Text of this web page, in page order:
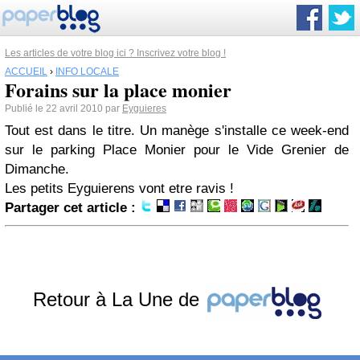
Les articles de votre blog ici ? Inscrivez votre blog !
ACCUEIL › INFO LOCALE
Forains sur la place monier
Publié le 22 avril 2010 par Eyguieres
Tout est dans le titre. Un manège s'installe ce week-end
sur le parking Place Monier pour le Vide Grenier de
Dimanche.
Les petits Eyguierens vont etre ravis !
Partager cet article :
Retour à La Une de